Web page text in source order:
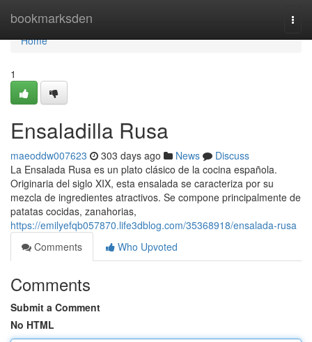
bookmarksden
Home
Home
1
Ensaladilla Rusa
maeoddw007623 303 days ago News
Discuss
La Ensalada Rusa es un plato clásico de la cocina española.
Originaria del siglo XIX, esta ensalada se caracteriza por su
mezcla de ingredientes atractivos. Se compone principalmente de
patatas cocidas, zanahorias,
https://emilyefqb057870.life3dblog.com/35368918/ensalada-rusa
Comments
Who Upvoted
Comments
Submit a Comment
No HTML